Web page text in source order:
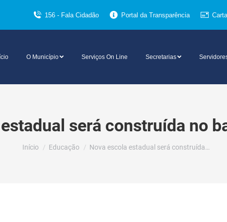
156 - Fala Cidadão Portal da Transparência
O Município Serviços On Line Secretarias
será construída no
Você está aqui:
Início Educação Nova escola estadual será construída…